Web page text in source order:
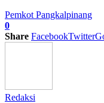
Pemkot Pangkalpinang
0
Share FacebookTwitter
Redaksi